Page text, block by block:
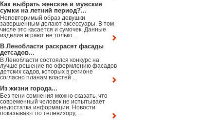
Как выбрать женские и мужские
сумки на летний период?...
Неповторимый образ девушки
завершенным делают аксессуары. В том
числе это касается и сумочек. Данные
изделия играют не только ...
В Ленобласти раскрасят фасады
детсадов...
В Ленобласти состоялся конкурс на
лучше решение по оформлению фасадов
детских садов, которых в регионе
согласно планам властей ...
Из жизни города...
Без тени сомнения можно сказать, что
современный человек не испытывает
недостатка информации. Новости
показывают по телевизору, ...